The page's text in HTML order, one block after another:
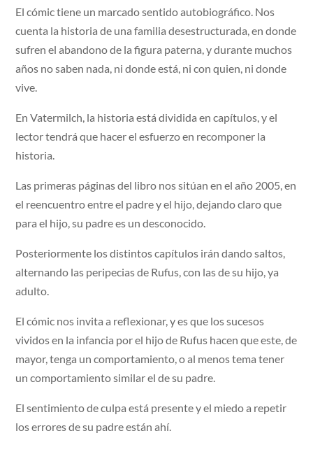
El cómic tiene un marcado sentido autobiográfico. Nos
cuenta la historia de una familia desestructurada, en donde
sufren el abandono de la figura paterna, y durante muchos
años no saben nada, ni donde está, ni con quien, ni donde
vive.
En Vatermilch, la historia está dividida en capítulos, y el
lector tendrá que hacer el esfuerzo en recomponer la
historia.
Las primeras páginas del libro nos sitúan en el año 2005, en
el reencuentro entre el padre y el hijo, dejando claro que
para el hijo, su padre es un desconocido.
Posteriormente los distintos capítulos irán dando saltos,
alternando las peripecias de Rufus, con las de su hijo, ya
adulto.
El cómic nos invita a reflexionar, y es que los sucesos
vividos en la infancia por el hijo de Rufus hacen que este, de
mayor, tenga un comportamiento, o al menos tema tener
un comportamiento similar el de su padre.
El sentimiento de culpa está presente y el miedo a repetir
los errores de su padre están ahí.